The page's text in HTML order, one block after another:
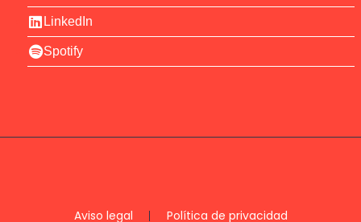
LinkedIn
Spotify
Aviso legal Política de privacidad